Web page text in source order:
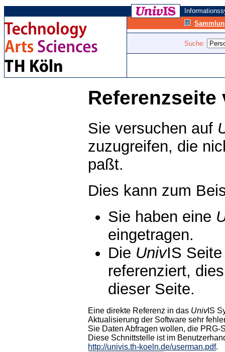
Suche:
Referenzseite
Sie versuchen auf
zuzugreifen, die
paßt.
Dies kann zum
Sie haben eine
eingetragen.
Die UnivIS
referenziert,
dieser Seite.
Eine direkte Referenz in das UnivIS
Aktualisierung der Software sehr
Sie Daten Abfragen wollen, die PRG-
Diese Schnittstelle ist im
http://univis.th-koeln.de/userman.pdf.